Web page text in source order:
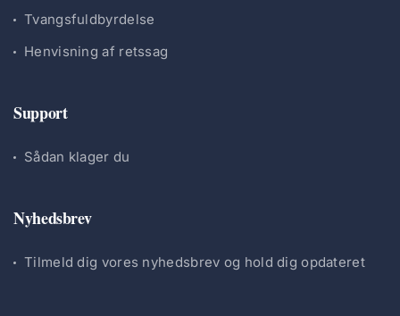
Tvangsfuldbyrdelse
Henvisning af retssag
Support
Sådan klager du
Nyhedsbrev
Tilmeld dig vores nyhedsbrev og hold dig opdateret